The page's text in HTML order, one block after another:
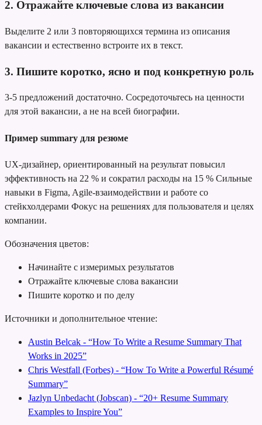
2. Отражайте ключевые слова из вакансии
Выделите 2 или 3 повторяющихся термина из описания
вакансии и естественно встроите их в текст.
3. Пишите коротко, ясно и под конкретную роль
3-5 предложений достаточно. Сосредоточьтесь на ценности
для этой вакансии, а не на всей биографии.
Пример summary для резюме
UX-дизайнер, ориентированный на результат повысил
эффективность на 22 % и сократил расходы на 15 % Сильные
навыки в Figma, Agile-взаимодействии и работе со
стейкхолдерами Фокус на решениях для пользователя и целях
компании.
Обозначения цветов:
Начинайте с измеримых результатов
Отражайте ключевые слова вакансии
Пишите коротко и по делу
Источники и дополнительное чтение:
Austin Belcak - “How To Write a Resume Summary That
Works in 2025”
Chris Westfall (Forbes) - “How To Write a Powerful Résumé
Summary”
Jazlyn Unbedacht (Jobscan) - “20+ Resume Summary
Examples to Inspire You”